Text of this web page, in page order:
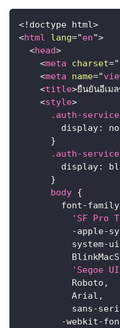
<! doctype html>
<html lang="en">
<head>
<meta charset="
<meta name="
<title>ยืนยันอีเม
<style>
.auth-
display:
}
.auth-
display:
}
body {
font-family
'SF Pro
-apple-
          system-ui
'Segoe
          Roboto
,
          Arial
,
sans-
-webkit-